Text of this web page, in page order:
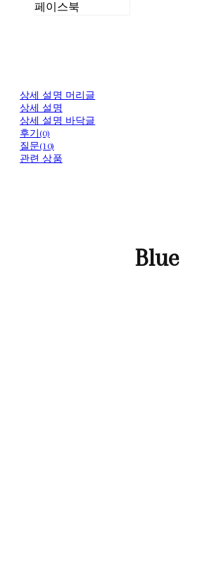
페이스북
상세 설명 머리글
상세 설명
상세 설명 바닥글
후기(0)
질문(10)
관련 상품
Blue